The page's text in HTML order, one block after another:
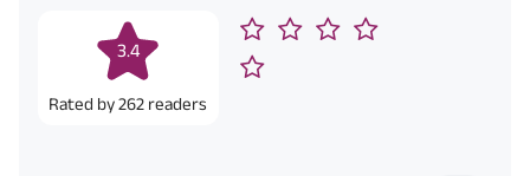
3.4
Rated by262 readers